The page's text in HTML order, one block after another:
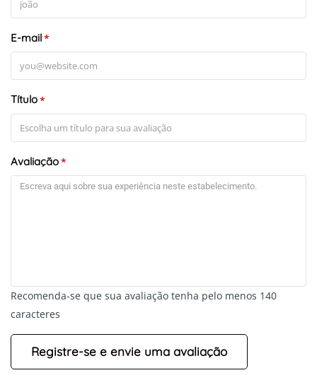
E-mail*
Título*
Avaliação*
Recomenda-se que sua avaliação tenha pelo menos 140
caracteres